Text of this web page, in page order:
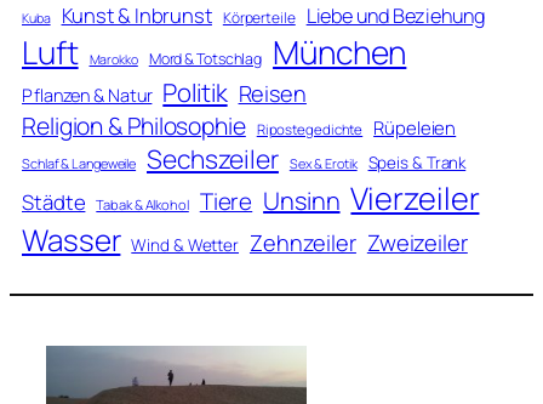
Kuba Kunst & Inbrunst Körperteile Liebe und Beziehung
Luft Marokko Mord & Totschlag München
Pflanzen & Natur Politik Reisen
Religion & Philosophie Ripostegedichte Rüpeleien
Schlaf & Langeweile Sechszeiler Sex & Erotik Speis & Trank
Städte Tabak & Alkohol Tiere Unsinn Vierzeiler
Wasser Wind & Wetter Zehnzeiler Zweizeiler